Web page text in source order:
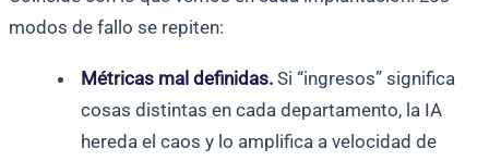
modos de fallo se repiten:
Métricas mal definidas. Si “ingresos” significa
cosas distintas en cada departamento, la IA
hereda el caos y lo amplifica a velocidad de